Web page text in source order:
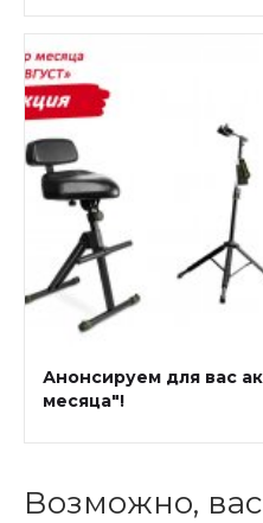
Анонсируем для вас
месяца"!
Возможно,